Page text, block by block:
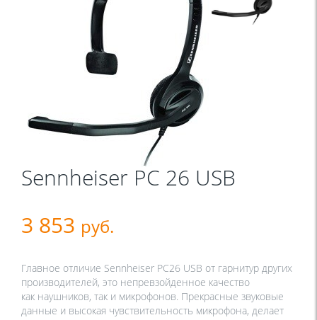
Sennheiser PC 26 USB
3 853 руб.
Главное отличие Sennheiser PC26 USB от гарнитур других
производителей, это непревзойденное качество
как наушников, так и микрофонов. Прекрасные звуковые
данные и высокая чувствительность микрофона, делает